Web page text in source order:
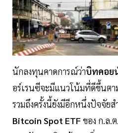
นักลงทุนคาดการณ์ว่าบิทคอย
อร์เรนซีจะมีแนวโน้มที่ดีขึ้นตา
รวมถึงครั้งนี้ยังมีอีกหนึ่งปัจจัย
Bitcoin Spot ETF ของ ก.ล.